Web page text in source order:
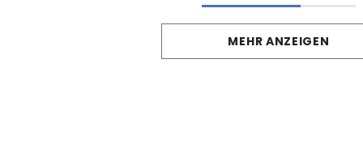
MEHR ANZEIGEN